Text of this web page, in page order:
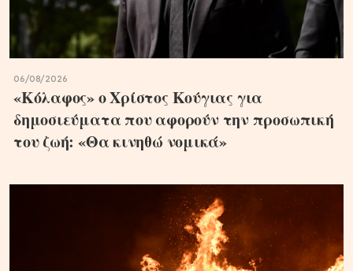
06/08/2026
«Κόλαφος» ο Χρίστος Κούγιας για
δημοσιεύματα που αφορούν την προσωπική
του ζωή: «Θα κινηθώ νομικά»